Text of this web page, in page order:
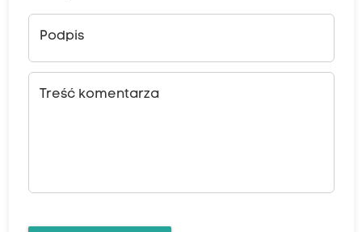
Podpis
Treść komentarza